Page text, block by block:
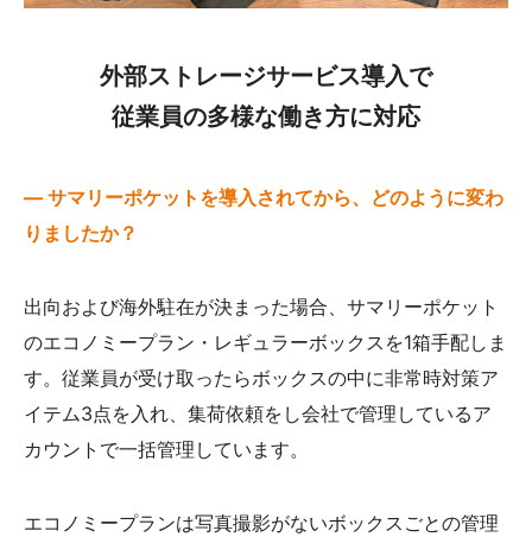
外部ストレージサービス導入で
従業員の多様な働き方に対応
— サマリーポケットを導入されてから、どのように変わ
りましたか？
出向および海外駐在が決まった場合、サマリーポケット
のエコノミープラン・レギュラーボックスを1箱手配しま
す。従業員が受け取ったらボックスの中に非常時対策ア
イテム3点を入れ、集荷依頼をし会社で管理しているア
カウントで一括管理しています。
エコノミープランは写真撮影がないボックスごとの管理